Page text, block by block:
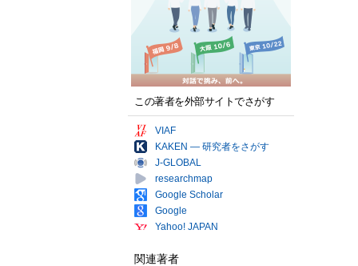
この著者を外部サイトでさがす
VIAF
KAKEN — 研究者をさがす
J-GLOBAL
researchmap
Google Scholar
Google
Yahoo! JAPAN
関連著者